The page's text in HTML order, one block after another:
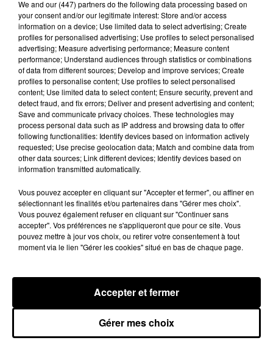
Stars'Terre 2026 : Philippe Palmieri dévoile
les ambitions d'un...
À quelques semaines de la première édition de
Stars'Terre, organisée du 18 au 20 septembre 2026 au
Château de Courtalain, Philippe Palmieri, président...
LES JEUX Voir plus
We and our (447) partnersdo the following data processing based on
your consent and/or our legitimate interest: Store and/or access
information on a device; Use limited data to select advertising; Create
profiles for personalised advertising; Use profiles to select personalised
advertising; Measure advertising performance; Measure content
performance; Understand audiences through statistics or combinations
of data from different sources; Develop and improve services; Create
profiles to personalise content; Use profiles to select personalised
content; Use limited data to select content; Ensure security, prevent and
detect fraud, and fix errors; Deliver and present advertising and content;
Save and communicate privacy choices. These technologies may
process personal data such as IP address and browsing data to offer
following functionalities: Identify devices based on information actively
requested; Use precise geolocation data; Match and combine data from
other data sources; Link different devices; Identify devices based on
information transmitted automatically.
Vous pouvez accepter en cliquant sur "Accepter et fermer", ou affiner en
sélectionnant les finalités et/ou partenaires dans "Gérer mes choix".
Vous pouvez également refuser en cliquant sur "Continuer sans
accepter". Vos préférences ne s'appliqueront que pour ce site. Vous
pouvez mettre à jour vos choix, ou retirer votre consentement à tout
moment via le lien "Gérer les cookies" situé en bas de chaque page.
Gérer mes choix
Accepter et fermer